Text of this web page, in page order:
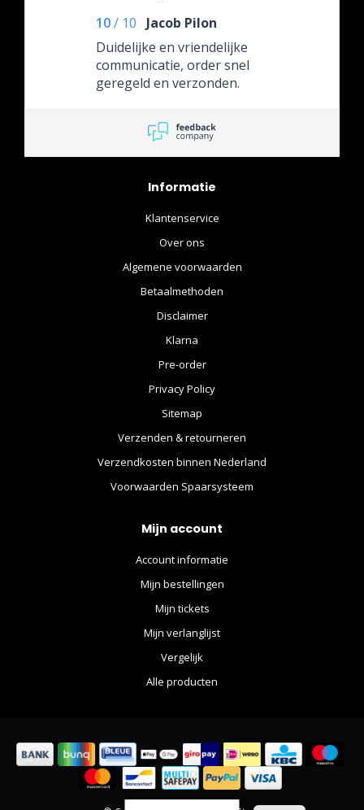
10/ 10
Jacob Pilon
Duidelijke en vriendelijke
communicatie, order snel
geregeld en verzonden.
Informatie
Klantenservice
Over ons
Algemene voorwaarden
Betaalmethoden
Disclaimer
Klarna
Pre-order
Privacy Policy
Sitemap
Verzenden & retourneren
Verzendkosten binnen Nederland
Voorwaarden Spaarsysteem
Mijn account
Account informatie
Mijn bestellingen
Mijn tickets
Mijn verlanglijst
Vergelijk
Alle producten